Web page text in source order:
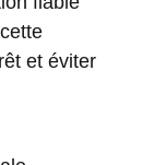
et éviter